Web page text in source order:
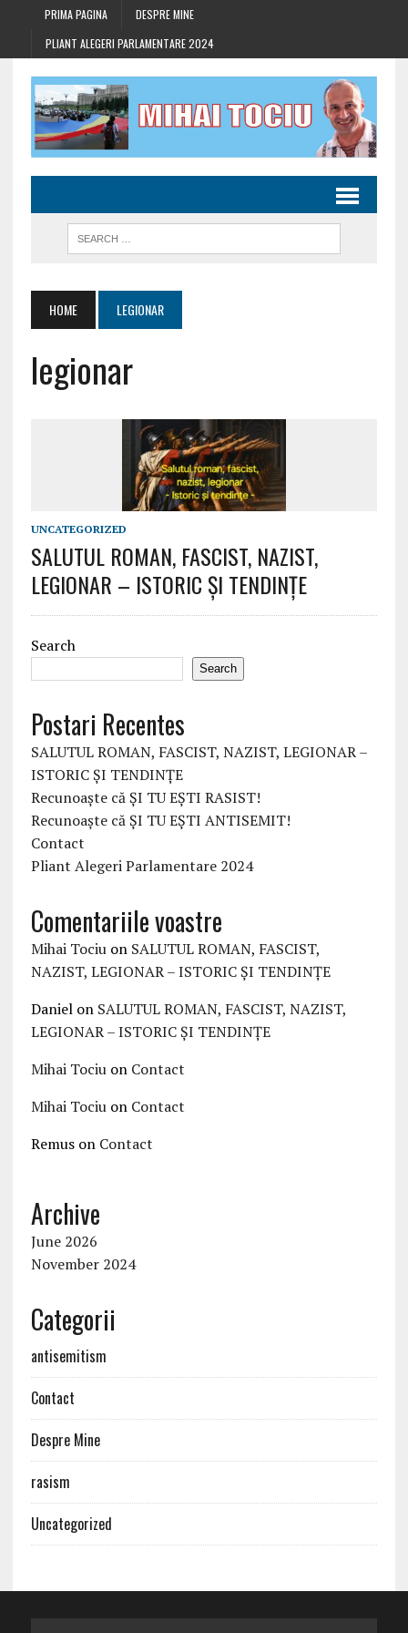
PRIMA PAGINA
DESPRE MINE
PLIANT ALEGERI PARLAMENTARE 2024
HOME LEGIONAR
legionar
UNCATEGORIZED
SALUTUL ROMAN, FASCIST, NAZIST,
LEGIONAR – ISTORIC ȘI TENDINȚE
Search
Search
Postari Recentes
SALUTUL ROMAN, FASCIST, NAZIST, LEGIONAR –
ISTORIC ȘI TENDINȚE
Recunoaște că ȘI TU EȘTI RASIST!
Recunoaște că ȘI TU EȘTI ANTISEMIT!
Contact
Pliant Alegeri Parlamentare 2024
Comentariile voastre
Mihai Tociuon SALUTUL ROMAN, FASCIST,
NAZIST, LEGIONAR – ISTORIC ȘI TENDINȚE
Danielon SALUTUL ROMAN, FASCIST, NAZIST,
LEGIONAR – ISTORIC ȘI TENDINȚE
Mihai Tociuon Contact
Mihai Tociuon Contact
Remuson Contact
Archive
June 2026
November 2024
Categorii
antisemitism
Contact
Despre Mine
rasism
Uncategorized